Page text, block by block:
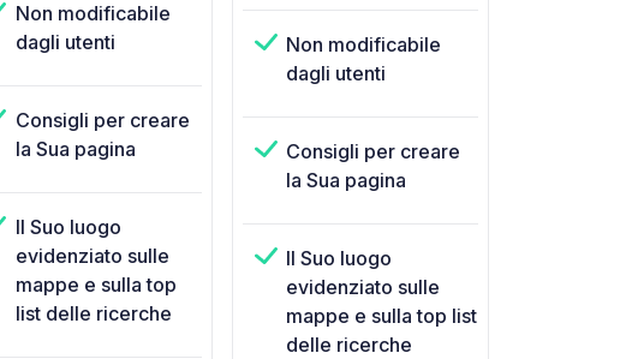
Non modificabile
dagli utenti
Consigli per creare
la Sua pagina
Il Suo luogo
evidenziato sulle
mappe e sulla top
list delle ricerche
Non modificabile
dagli utenti
Consigli per creare
la Sua pagina
Il Suo luogo
evidenziato sulle
mappe e sulla top list
delle ricerche